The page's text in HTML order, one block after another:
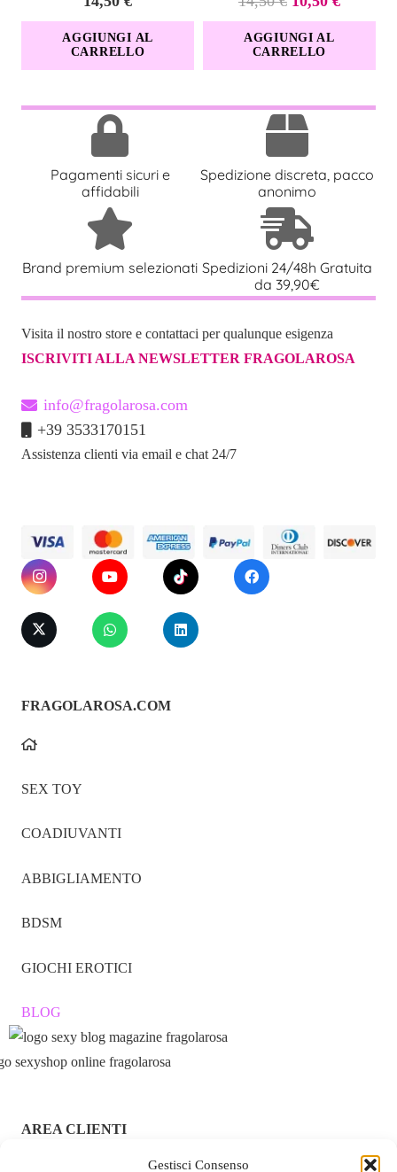
Gestisci Consenso
AGGIUNGI AL
CARRELLO
prezzo
originale
era:
prezzo
è:
AGGIUNGI AL
CARRELLO
Pagamenti sicuri e
affidabili
Spedizione discreta, pacco
anonimo
Brand premium selezionati Spedizioni 24/48h Gratuita
da 39,90€
Visita il nostro store e contattaci per qualunque esigenza
ISCRIVITI ALLA NEWSLETTER FRAGOLAROSA
info@fragolarosa.com
+39 3533170151
Assistenza clienti via email e chat 24/7
FRAGOLAROSA.COM
SEX TOY
COADIUVANTI
ABBIGLIAMENTO
BDSM
GIOCHI EROTICI
BLOG
AREA CLIENTI
ACCEDI / REGISTRATI